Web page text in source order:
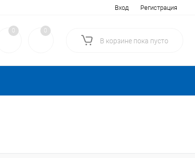
Вход Регистрация
0 0
В корзине пока пусто